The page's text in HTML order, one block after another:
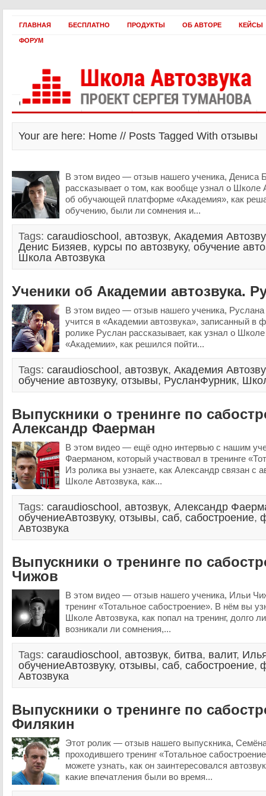
ГЛАВНАЯ БЕСПЛАТНО ПРОДУКТЫ ОБ АВТОРЕ КЕЙСЫ
ФОРУМ
Статьи и видео Интервью Как оплатить? Заработать!
Your are here: Home // Posts Tagged With отзывы
В этом видео — отзыв нашего ученика, Дениса
рассказывает о том, как вообще узнал о Школе
об обучающей платформе «Академия», как
обучению, были ли сомнения и...
Tags: caraudioschool , автозвук, Академия
Денис Бизяев, курсы по автозвуку, обучение
Школа Автозвука
Ученики об Академии автозвука.
В этом видео — отзыв нашего ученика,
учится в «Академии автозвука», записанный в
ролике Руслан рассказывает, как узнал о
«Академии», как решился пойти...
Tags: caraudioschool , автозвук, Академия
обучение автозвуку, отзывы, РусланФурник,
Выпускники о тренинге по
Александр Фаерман
В этом видео — ещё одно интервью с нашим
Фаерманом, который участвовал в тренинге
Из ролика вы узнаете, как Александр связан с
Школе Автозвука, как...
Tags: caraudioschool , автозвук, Александр
обучениеАвтозвуку, отзывы, саб, сабостроение,
Автозвука
Выпускники о тренинге по
Чижов
В этом видео — отзыв нашего ученика, Ильи
тренинг «Тотальное сабостроение». В нём вы
Школе Автозвука, как попал на тренинг, долго
возникали ли сомнения,...
Tags: caraudioschool , автозвук, битва, валит,
обучениеАвтозвуку, отзывы, саб, сабостроение,
Автозвука
Выпускники о тренинге по
Филякин
Этот ролик — отзыв нашего выпускника,
проходившего тренинг «Тотальное
можете узнать, как он заинтересовался
какие впечатления были во время...